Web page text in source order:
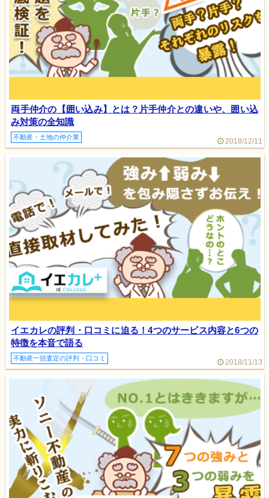
両手仲介の【囲い込み】とは？片手仲介との違いや、囲い込
み対策の全知識
不動産・土地の仲介業 2018/12/11
イエカレの評判・口コミに迫る！4つのサービス内容と6つの
特徴を本音で語る
不動産一括査定の評判・口コミ 2018/11/13